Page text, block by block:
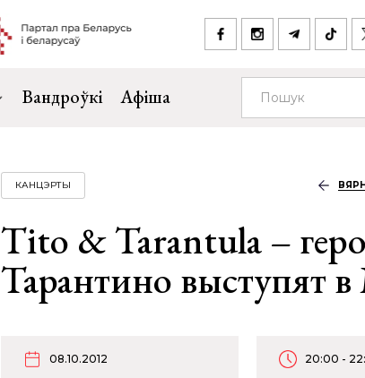
Вандроўкі Афіша
КАНЦЭРТЫ
Tito & Tarantula –
Тарантино выступят
08.10.2012 20:00 -